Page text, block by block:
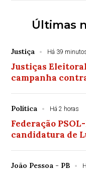
Últimas
Justiça Há 39
Justiças
campanha
Política Há 2 horas
Federação
candidatura de
João Pessoa - PB